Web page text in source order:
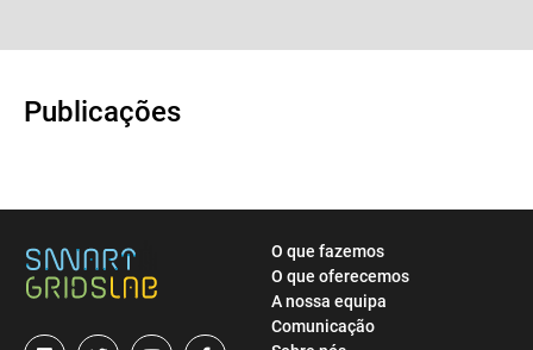
Publicações
O que fazemos
O que oferecemos
A nossa equipa
Comunicação